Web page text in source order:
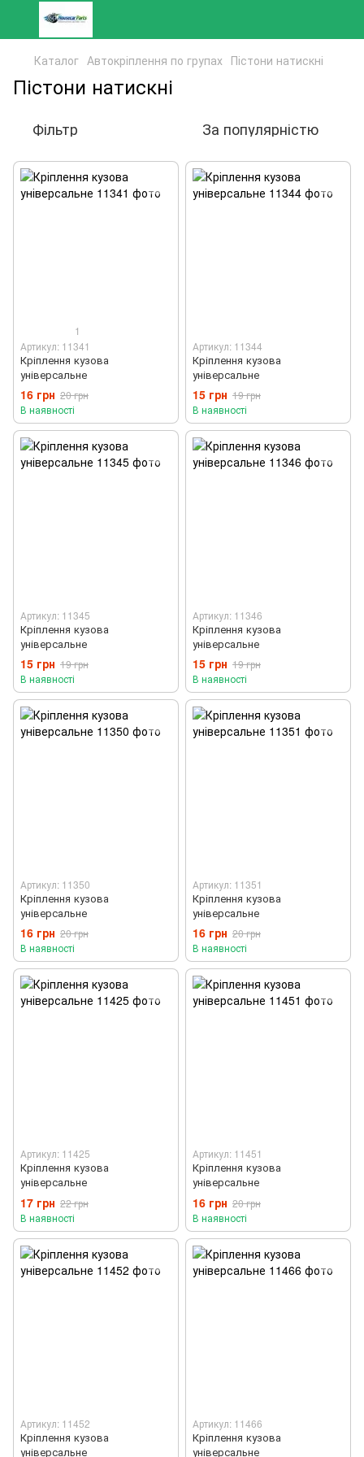
Каталог Автокріплення по групах Пістони натискні
Пістони натискні
Фільтр За популярністю
1
Артикул: 11341
Кріплення кузова
універсальне
16 грн 20 грн
В наявності
Артикул: 11344
Кріплення кузова
універсальне
15 грн 19 грн
В наявності
Артикул: 11345
Кріплення кузова
універсальне
15 грн 19 грн
В наявності
Артикул: 11346
Кріплення кузова
універсальне
15 грн 19 грн
В наявності
Артикул: 11350
Кріплення кузова
універсальне
16 грн 20 грн
В наявності
Артикул: 11351
Кріплення кузова
універсальне
16 грн 20 грн
В наявності
Артикул: 11425
Кріплення кузова
універсальне
17 грн 22 грн
В наявності
Артикул: 11451
Кріплення кузова
універсальне
16 грн 20 грн
В наявності
Артикул: 11452
Кріплення кузова
універсальне
Артикул: 11466
Кріплення кузова
універсальне